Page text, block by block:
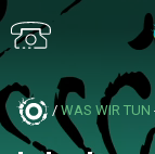
/ WAS WIR TUN